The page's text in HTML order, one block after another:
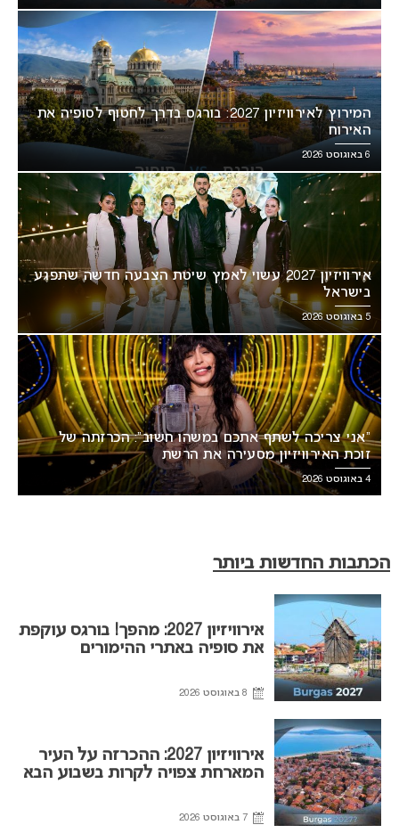
המירוץ לאירוויזיון 2027: בורגס בדרך לחטוף לסופיה את
האירוח
6 באוגוסט 2026
אירוויזיון 2027 עשוי לאמץ שיטת הצבעה חדשה שתפגע
בישראל
5 באוגוסט 2026
“אני צריכה לשתף אתכם במשהו חשוב”: הכרזתה של
זוכת האירוויזיון מסעירה את הרשת
4 באוגוסט 2026
הכתבות החדשות ביותר
אירוויזיון 2027: מהפך! בורגס עוקפת
את סופיה באתרי ההימורים
8 באוגוסט 2026
אירוויזיון 2027: ההכרזה על העיר
המארחת צפויה לקרות בשבוע הבא
7 באוגוסט 2026